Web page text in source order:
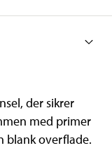
der sikrer
med primer
blank overflade.